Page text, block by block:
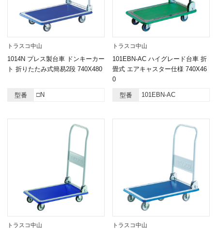
トラスコ中山
1014N プレス製台車 ドンキーカー
ト 折りたたみ式簡易2段 740X480
型番 □N
トラスコ中山
101EBN-AC ハイグレード台車 折
畳式 エアキャスター仕様 740X46
0
型番 101EBN-AC
トラスコ中山 トラスコ中山